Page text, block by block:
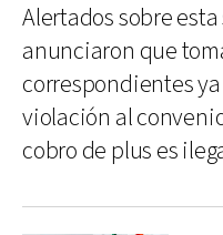
Alertados sobre
anunciaron que
correspondientes
violación al
cobro de plus es